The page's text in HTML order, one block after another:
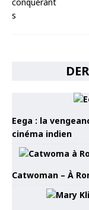
Eega : la
cinéma indien
Catwoman – À